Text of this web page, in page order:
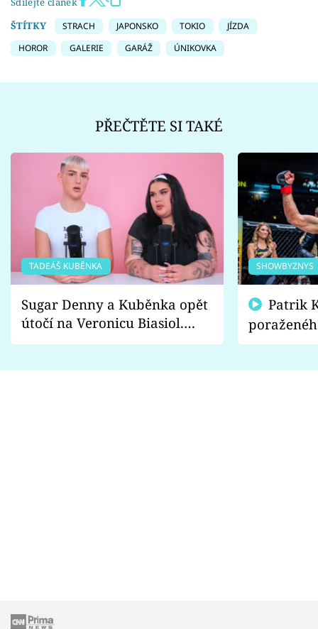
ŠTÍTKY
STRACH JAPONSKO TOKIO
JÍZDA
HOROR
GALERIE GARÁŽ ÚNIKOVKA
PŘEČTĚTE SI TAKÉ
TADEÁŠ KUBĚNKA
Sugar Denny a Kuběnka opět
útočí na Veronicu Biasiol.
Proč je podle nich falešná a
SHOWBYZNYS
fanoušci